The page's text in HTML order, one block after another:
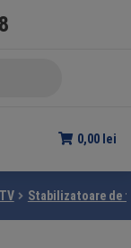
0,00 lei
Stabilizatoare de